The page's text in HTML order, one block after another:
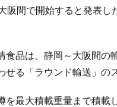
阪間で開始すると発表し
品は、静岡～大阪間の
る「ラウンド輸送」の
最大積載重量まで積載